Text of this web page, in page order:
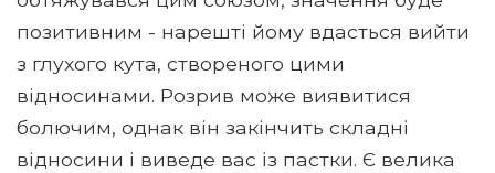
позитивним - нарешті йому вдасться вийти
з глухого кута, створеного цими
відносинами. Розрив може виявитися
болючим, однак він закінчить складні
відносини і виведе вас із пастки. Є велика